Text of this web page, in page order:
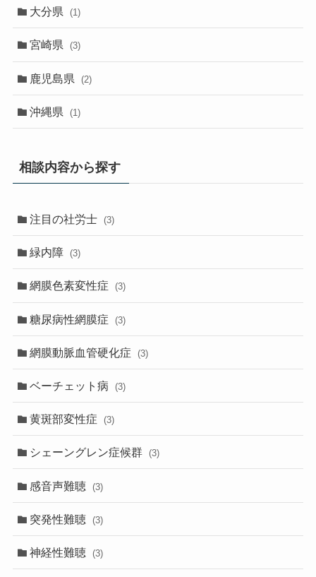
大分県 (1)
宮崎県 (3)
鹿児島県 (2)
沖縄県 (1)
相談内容から探す
注目の社労士 (3)
緑内障 (3)
網膜色素変性症 (3)
糖尿病性網膜症 (3)
網膜動脈血管硬化症 (3)
ベーチェット病 (3)
黄斑部変性症 (3)
シェーングレン症候群 (3)
感音声難聴 (3)
突発性難聴 (3)
神経性難聴 (3)